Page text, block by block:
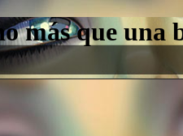
más que una